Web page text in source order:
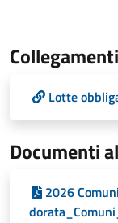
Collegamenti
Lotte
Documenti
2026